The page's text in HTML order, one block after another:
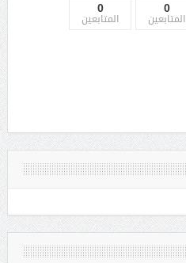
0
المتابعين
0
المتابعين